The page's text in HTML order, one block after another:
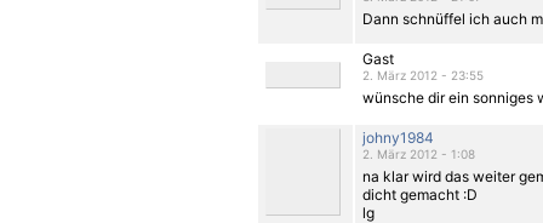
Dann schnüffel ich auch
Gast
2. März 2012 - 23:55
wünsche dir ein sonniges
johny1984
2. März 2012 - 1:08
na klar wird das weiter
dicht gemacht :D
lg